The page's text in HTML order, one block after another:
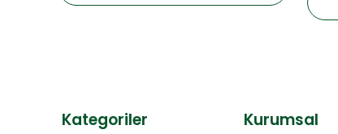
Kategoriler Kurumsal